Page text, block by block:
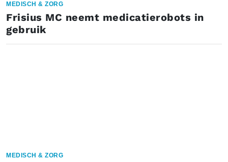
MEDISCH & ZORG
Frisius MC neemt medicatierobots in
gebruik
MEDISCH & ZORG